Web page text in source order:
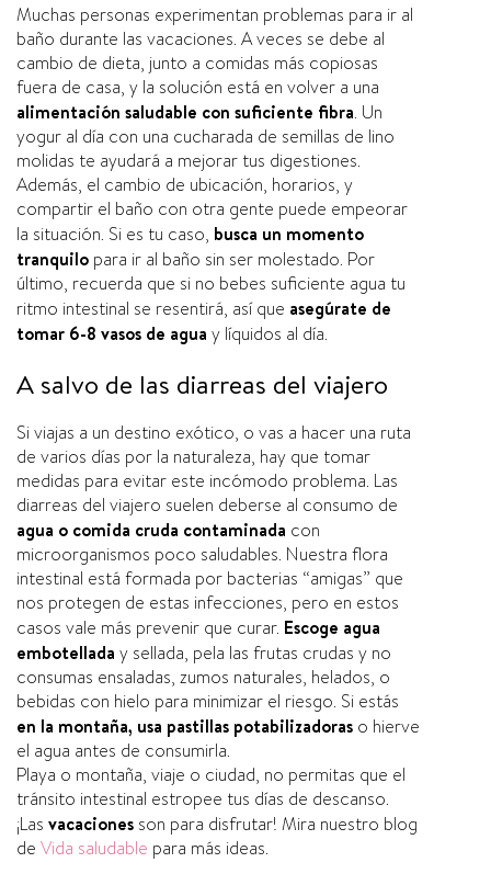
Muchas personas experimentan problemas para ir al
baño durante las vacaciones. A veces se debe al
cambio de dieta, junto a comidas más copiosas
fuera de casa, y la solución está en volver a una
alimentación saludable con suficiente fibra. Un
yogur al dí­a con una cucharada de semillas de lino
molidas te ayudará a mejorar tus digestiones.
Además, el cambio de ubicación, horarios, y
compartir el baño con otra gente puede empeorar
la situación. Si es tu caso, busca un momento
tranquilo para ir al baño sin ser molestado. Por
último, recuerda que si no bebes suficiente agua tu
ritmo intestinal se resentirá, así­ que asegúrate de
tomar 6-8 vasos de agua y lí­quidos al dí­a.
A salvo de las diarreas del viajero
Si viajas a un destino exótico, o vas a hacer una ruta
de varios dí­as por la naturaleza, hay que tomar
medidas para evitar este incómodo problema. Las
diarreas del viajero suelen deberse al consumo de
agua o comida cruda contaminada con
microorganismos poco saludables. Nuestra flora
intestinal está formada por bacterias “amigas” que
nos protegen de estas infecciones, pero en estos
casos vale más prevenir que curar. Escoge agua
embotellada y sellada, pela las frutas crudas y no
consumas ensaladas, zumos naturales, helados, o
bebidas con hielo para minimizar el riesgo. Si estás
en la montaña, usa pastillas potabilizadoras o hierve
el agua antes de consumirla.
Playa o montaña, viaje o ciudad, no permitas que el
tránsito intestinal estropee tus dí­as de descanso.
¡Las vacaciones son para disfrutar! Mira nuestro blog
de Vida saludable para más ideas.